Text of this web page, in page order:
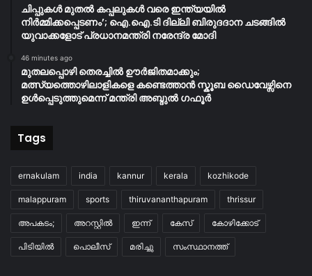
ചിപ്പുകൾ മുതൽ കപ്പലുകൾ വരെ ഇന്ത്യയിൽ
നിർമ്മിക്കപ്പെടണം’; ഐ.ഐ.ടി ദില്ലി ബിരുദദാന ചടങ്ങിൽ
യുവാക്കളോട് പ്രധാനമന്ത്രി നരേന്ദ്ര മോദി
46 minutes ago
മുതലപ്പൊഴി തെരച്ചിൽ ഊർജിതമാക്കും;
മത്സ്യത്തൊഴിലാളികളെ കണ്ടെത്താൻ സ്കൂബ ഡൈവേഴ്സിനെ
ഉൾപ്പെടുത്തുമെന്ന് മന്ത്രി അബ്ദുൽ ഗഫൂർ
Tags
ernakulam india kannur kerala kozhikode
malappuram sports thiruvananthapuram thrissur
അപകടം; അറസ്റ്റിൽ ഇന്ന് കേസ് കോഴിക്കോട്
പിടിയിൽ പൊലീസ് മരിച്ചു സംസ്ഥാനത്ത്